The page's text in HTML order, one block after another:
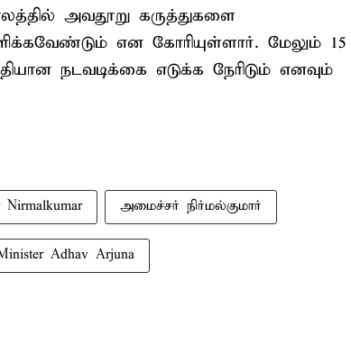
அவதூறு கருத்துகளை
என கோரியுள்ளார். மேலும் 15
நடவடிக்கை எடுக்க நேரிடும் எனவும்
Nirmalkumar அமைச்சர் நிர்மல்குமார்
Adhav Arjuna